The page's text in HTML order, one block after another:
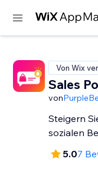
Von Wix
Sales
von
Steigern
sozialen
5.07